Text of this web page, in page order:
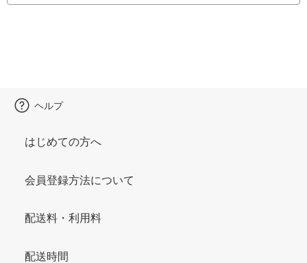
ヘルプ
はじめての方へ
会員登録方法について
配送料・利用料
配送時間